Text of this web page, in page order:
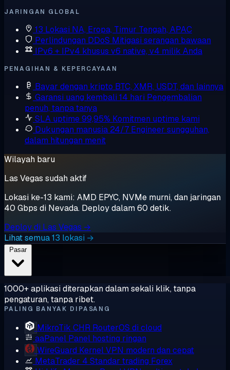
JARINGAN GLOBAL
13 Lokasi NA, Eropa, Timur Tengah, APAC
Perlindungan DDoS Mitigasi serangan bawaan
IPv6 + IPv4 khusus v6 native, v4 milik Anda
PENAGIHAN & KEPERCAYAAN
Bayar dengan kripto BTC, XMR, USDT, dan lainnya
Garansi uang kembali 14 hari Pengembalian
penuh, tanpa tanya
SLA uptime 99,95% Komitmen uptime kami
Dukungan manusia 24/7 Engineer sungguhan,
dalam hitungan menit
Wilayah baru
Las Vegas sudah aktif
Lokasi ke-13 kami: AMD EPYC, NVMe murni, dan jaringan
40 Gbps di Nevada. Deploy dalam 60 detik.
Deploy di Las Vegas →
Lihat semua 13 lokasi →
Pasar
1000+ aplikasi diterapkan dalam sekali klik, tanpa
pengaturan, tanpa ribet.
PALING BANYAK DIPASANG
MikroTik CHR RouterOS di cloud
aaPanel Panel hosting ringan
WireGuard Kernel VPN modern dan cepat
MetaTrader 4 Standar trading Forex